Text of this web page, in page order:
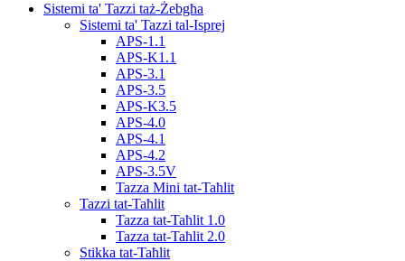
Sistemi ta' Tazzi taż-Żebgħa
Sistemi ta' Tazzi tal-Isprej
APS-1.1
APS-K1.1
APS-3.1
APS-3.5
APS-K3.5
APS-4.0
APS-4.1
APS-4.2
APS-3.5V
Tazza Mini tat-Taħlit
Tazzi tat-Taħlit
Tazza tat-Taħlit 1.0
Tazza tat-Taħlit 2.0
Stikka tat-Taħlit